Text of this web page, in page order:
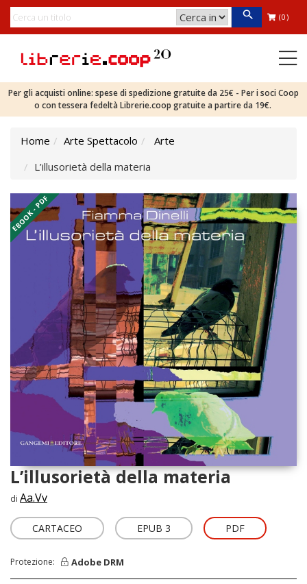
(0)
Per gli acquisti online: spese di spedizione gratuite da 25€ - Per i soci Coop
o con tessera fedeltà Librerie.coop gratuite a partire da 19€.
Home Arte Spettacolo
Arte
L’illusorietà della materia
EBOOK - PDF
L’illusorietà della materia
di Aa.Vv
CARTACEO EPUB 3 PDF
Protezione: Adobe DRM